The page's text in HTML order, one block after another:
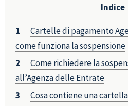
Indice
Cartelle di pagamento
come funziona la sospensione
Come richiedere la
all’Agenza delle Entrate
Cosa contiene una